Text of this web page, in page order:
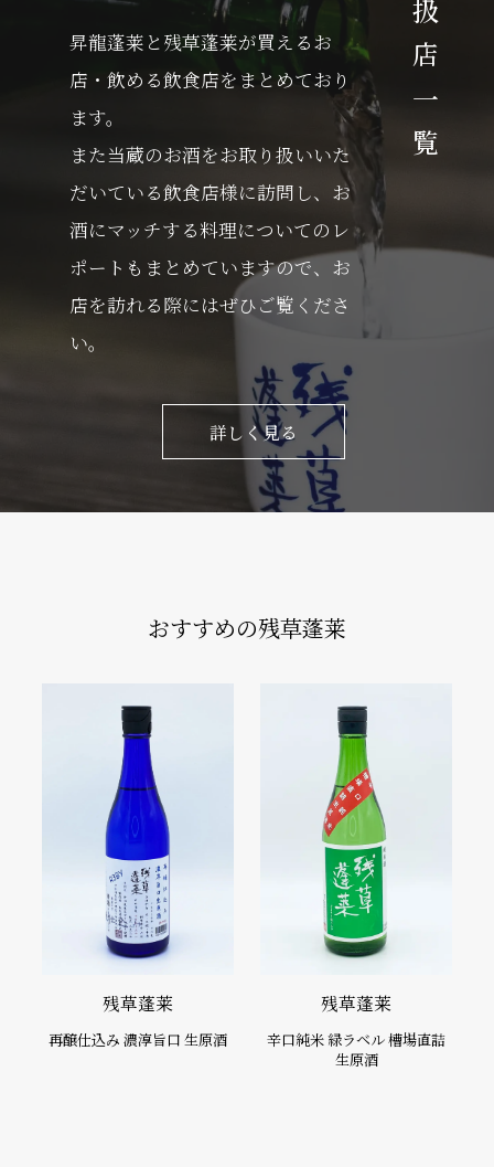
取扱店一覧
昇龍蓬莱と残草蓬莱が買えるお
店・飲める飲食店をまとめており
ます。
また当蔵のお酒をお取り扱いいた
だいている飲食店様に訪問し、お
酒にマッチする料理についてのレ
ポートもまとめていますので、お
店を訪れる際にはぜひご覧くださ
い。
詳しく見る
おすすめの残草蓬莱
残草蓬莱
再醸仕込み 濃淳旨口 生原酒
残草蓬莱
辛口純米 緑ラベル 槽場直詰
生原酒